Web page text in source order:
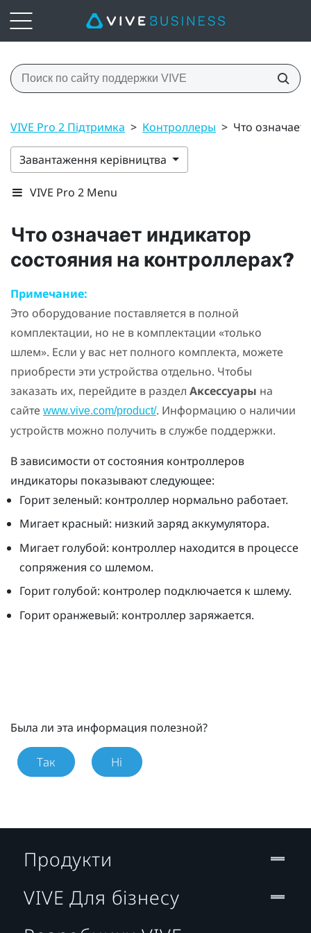
VIVE Pro 2 Підтримка > Контроллеры > Что означает
Завантаження керівництва
VIVE Pro 2 Menu
Что означает индикатор
состояния на контроллерах?
Примечание:
Это оборудование поставляется в полной
комплектации, но не в комплектации «только
шлем». Если у вас нет полного комплекта, можете
приобрести эти устройства отдельно. Чтобы
заказать их, перейдите в раздел Аксессуары на
сайте www.vive.com/product/. Информацию о наличии
устройств можно получить в службе поддержки.
В зависимости от состояния контроллеров
индикаторы показывают следующее:
Горит зеленый: контроллер нормально работает.
Мигает красный: низкий заряд аккумулятора.
Мигает голубой: контроллер находится в процессе
сопряжения со шлемом.
Горит голубой: контролер подключается к шлему.
Горит оранжевый: контроллер заряжается.
Была ли эта информация полезной?
Так Ні
Продукти
VIVE Для бізнесу